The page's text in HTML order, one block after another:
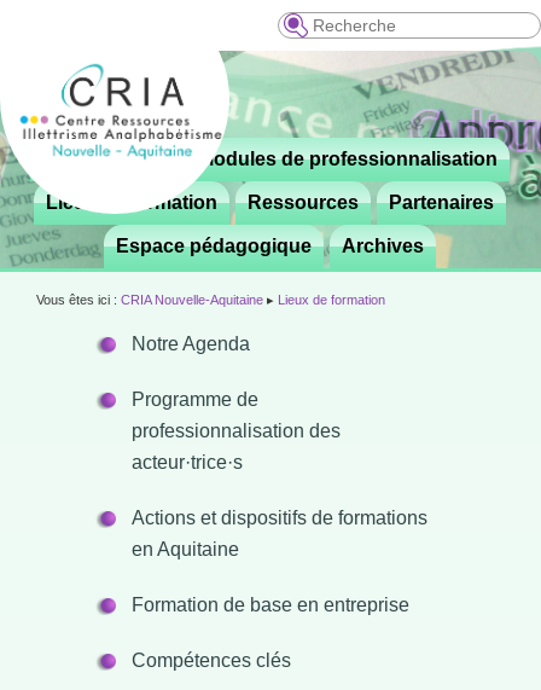
Recherche
Menu
principal
Aller
contenu
principal
 Le CRIA Modules de professionnalisation
Lieux de formation Ressources Partenaires
Espace pédagogique Archives
Vous êtes ici : CRIA Nouvelle-Aquitaine ▸ Lieux de formation
Notre Agenda
Programme de
professionnalisation des
acteur·trice·s
Actions et dispositifs de formations
en Aquitaine
Formation de base en entreprise
Compétences clés